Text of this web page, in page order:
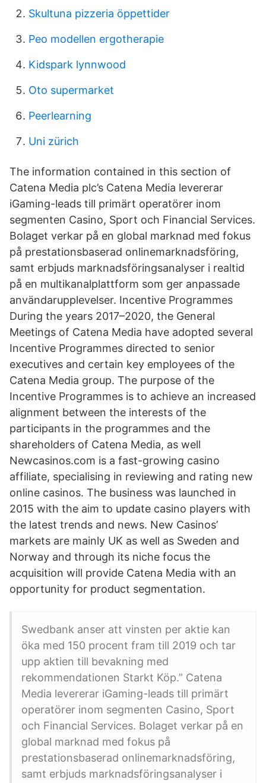
Skultuna pizzeria öppettider
Peo modellen ergotherapie
Kidspark lynnwood
Oto supermarket
Peerlearning
Uni zürich
The information contained in this section of
Catena Media plc’s Catena Media levererar
iGaming-leads till primärt operatörer inom
segmenten Casino, Sport och Financial Services.
Bolaget verkar på en global marknad med fokus
på prestationsbaserad onlinemarknadsföring,
samt erbjuds marknadsföringsanalyser i realtid
på en multikanalplattform som ger anpassade
användarupplevelser. Incentive Programmes
During the years 2017–2020, the General
Meetings of Catena Media have adopted several
Incentive Programmes directed to senior
executives and certain key employees of the
Catena Media group. The purpose of the
Incentive Programmes is to achieve an increased
alignment between the interests of the
participants in the programmes and the
shareholders of Catena Media, as well
Newcasinos.com is a fast-growing casino
affiliate, specialising in reviewing and rating new
online casinos. The business was launched in
2015 with the aim to update casino players with
the latest trends and news. New Casinos’
markets are mainly UK as well as Sweden and
Norway and through its niche focus the
acquisition will provide Catena Media with an
opportunity for product segmentation.
Swedbank anser att vinsten per aktie kan
öka med 150 procent fram till 2019 och tar
upp aktien till bevakning med
rekommendationen Starkt Köp.” Catena
Media levererar iGaming-leads till primärt
operatörer inom segmenten Casino, Sport
och Financial Services. Bolaget verkar på en
global marknad med fokus på
prestationsbaserad onlinemarknadsföring,
samt erbjuds marknadsföringsanalyser i